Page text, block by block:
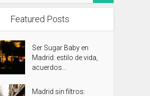
Featured Posts
Ser Sugar Baby en
Madrid: estilo de vida,
acuerdos...
Madrid sin filtros: